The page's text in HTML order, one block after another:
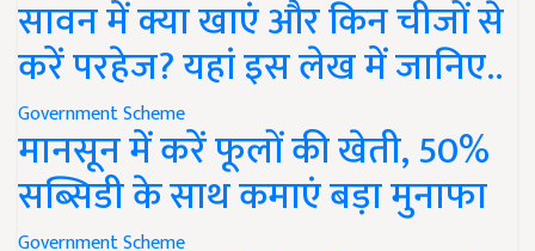
सावन में क्या खाएं और किन चीजों से
करें परहेज? यहां इस लेख में जानिए..
Government Scheme
मानसून में करें फूलों की खेती, 50%
सब्सिडी के साथ कमाएं बड़ा मुनाफा
Government Scheme